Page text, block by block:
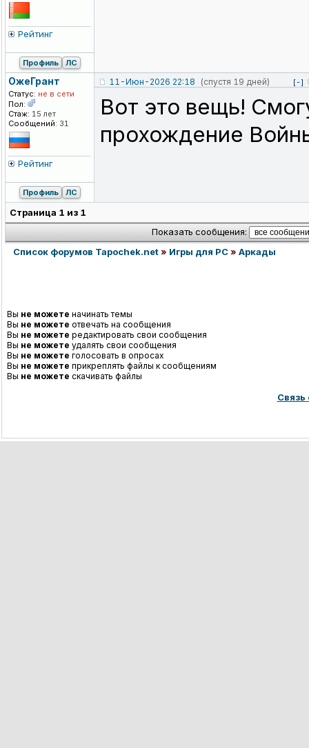
Рейтинг
Профиль ЛС
ОжеГрант
Статус: не в сети
Пол:
Стаж: 15 лет
Сообщений: 31
Рейтинг
11-Июн-2026 22:18 (спустя 19 дней) [-]
Вот это вещь!
прохождение
Профиль ЛС
Страница 1 из 1
Показать сообщения:
Список форумов Tapochek.net» Игры для PC» Аркады
Вы не можете начинать темы
Вы не можете отвечать на сообщения
Вы не можете редактировать свои сообщения
Вы не можете удалять свои сообщения
Вы не можете голосовать в опросах
Вы не можете прикреплять файлы к сообщениям
Вы не можете скачивать файлы